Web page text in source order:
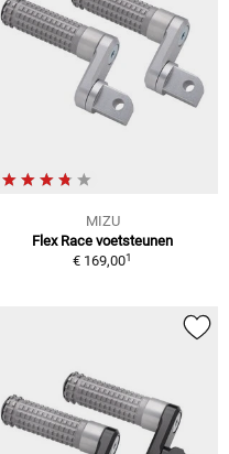
MIZU
Flex Race voetsteunen
€ 169,001